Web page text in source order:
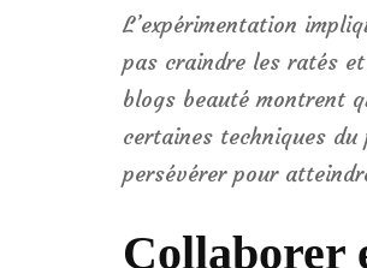
L’expérimentation
pas craindre les ratés
blogs beauté montrent
certaines techniques du
persévérer pour
Collaborer